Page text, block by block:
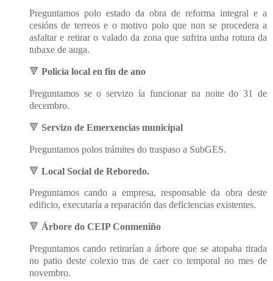
Preguntamos polo estado da obra de reforma integral e a
cesións de terreos e o motivo polo que non se procedera a
asfaltar e retirar o valado da zona que sufrira unha rotura da
tubaxe de auga.
🔻 Policía local en fin de ano
Preguntamos se o servizo ía funcionar na noite do 31 de
decembro.
🔻 Servizo de Emerxencias municipal
Preguntamos polos trámites do traspaso a SubGES.
🔻 Local Social de Reboredo.
Preguntamos cando a empresa, responsable da obra deste
edificio, executaría a reparación das deficiencias existentes.
🔻 Árbore do CEIP Conmeniño
Preguntamos cando retirarían a árbore que se atopaba tirada
no patio deste colexio tras de caer co temporal no mes de
novembro.